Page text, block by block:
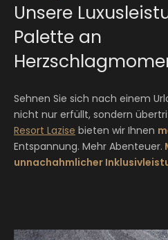
Unsere
Palette an
Sehnen Sie sich nach einem
nicht nur erfüllt, sondern
Resort Lazise bieten wir Ihnen
Entspannung. Mehr Abenteuer.
unnachahmlicher